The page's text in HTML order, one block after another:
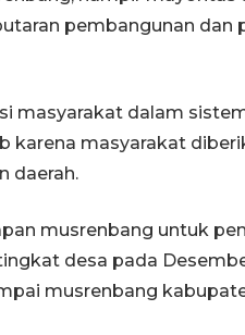
pembangunan dan
masyarakat dalam
karena masyarakat
daerah.
musrenbang untuk
desa pada
musrenbang